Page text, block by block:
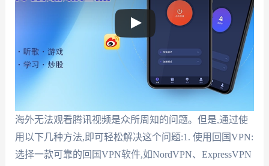
海外无法观看腾讯视频是众所周知的问题。但是,通过使
用以下几种方法,即可轻松解决这个问题:1. 使用回国VPN:
选择一款可靠的回国VPN软件,如NordVPN、ExpressVPN